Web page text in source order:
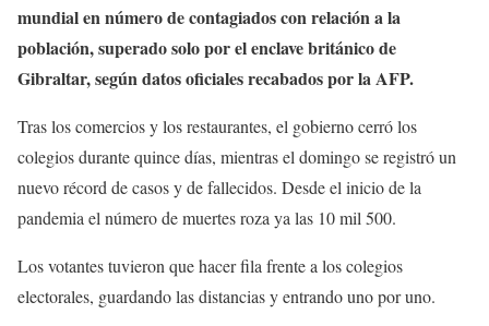
mundial en número de contagiados con relación a la
población, superado solo por el enclave británico de
Gibraltar, según datos oficiales recabados por la AFP.
Tras los comercios y los restaurantes, el gobierno cerró los
colegios durante quince días, mientras el domingo se registró un
nuevo récord de casos y de fallecidos. Desde el inicio de la
pandemia el número de muertes roza ya las 10 mil 500.
Los votantes tuvieron que hacer fila frente a los colegios
electorales, guardando las distancias y entrando uno por uno.